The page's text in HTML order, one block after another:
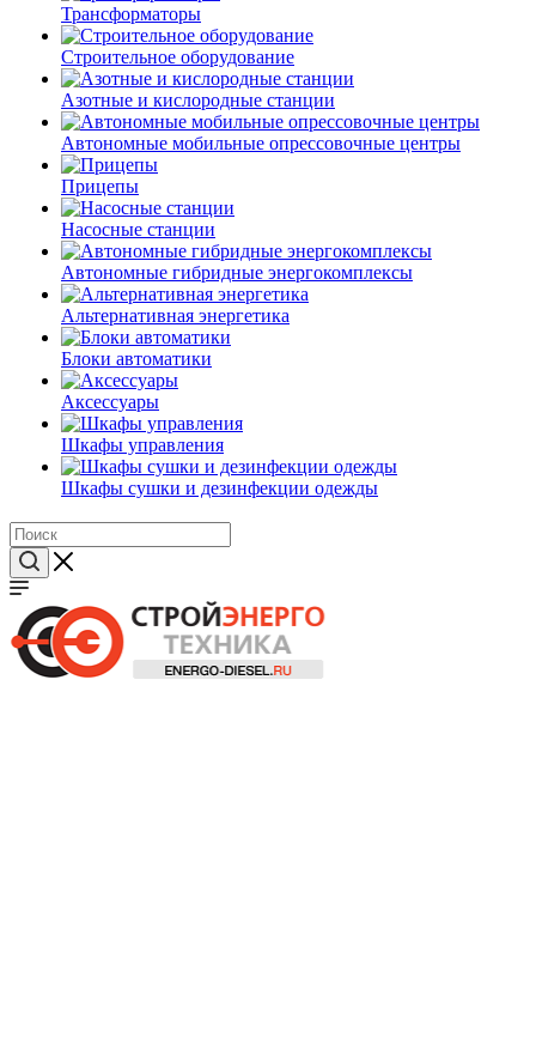
Трансформаторы
Строительное оборудование
Азотные и кислородные станции
Автономные мобильные опрессовочные центры
Прицепы
Насосные станции
Автономные гибридные энергокомплексы
Альтернативная энергетика
Блоки автоматики
Аксессуары
Шкафы управления
Шкафы сушки и дезинфекции одежды